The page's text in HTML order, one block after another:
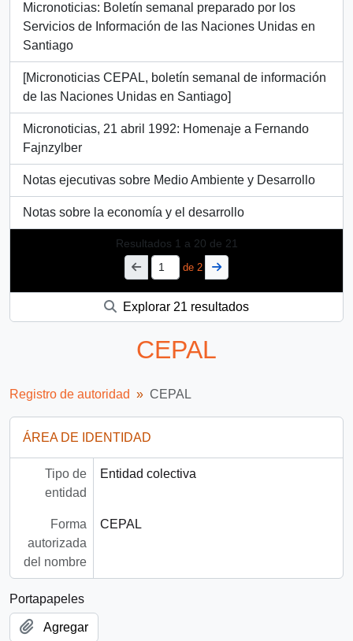
Micronoticias: Boletín semanal preparado por los
Servicios de Información de las Naciones Unidas en
Santiago
[Micronoticias CEPAL, boletín semanal de información
de las Naciones Unidas en Santiago]
Micronoticias, 21 abril 1992: Homenaje a Fernando
Fajnzylber
Notas ejecutivas sobre Medio Ambiente y Desarrollo
Notas sobre la economía y el desarrollo
Resultados 1 a 20 de 21
de 2
Explorar 21 resultados
CEPAL
Registro de autoridad CEPAL
ÁREA DE IDENTIDAD
Tipo de
entidad
Entidad colectiva
Forma
autorizada
del nombre
CEPAL
Portapapeles
Agregar